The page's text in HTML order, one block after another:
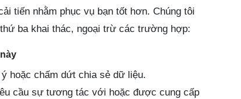
tiến nhằm phục vụ bạn tốt hơn. Chúng tôi
ba khai thác, ngoại trừ các trường hợp:
hoặc chấm dứt chia sẻ dữ liệu.
cầu sự tương tác với hoặc được cung cấp